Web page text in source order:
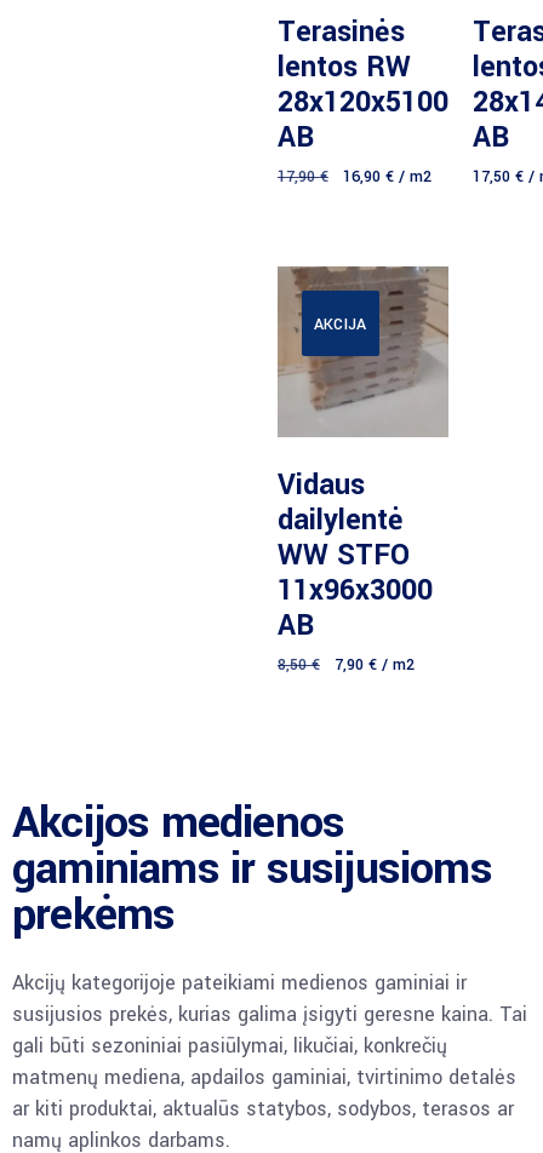
Daugiau
Terasinės
lentos RW
28x120x5100
AB
17,90€ 16,90 €/ m2
AB
17,50 €/
AKCIJA
Vidaus
dailylentė
WW STFO
11x96x3000
AB
8,50€ 7,90 €/ m2
Akcijos medienos
gaminiams ir susijusioms
prekėms
Akcijų kategorijoje pateikiami medienos gaminiai ir
susijusios prekės, kurias galima įsigyti geresne kaina. Tai
gali būti sezoniniai pasiūlymai, likučiai, konkrečių
matmenų mediena, apdailos gaminiai, tvirtinimo detalės
ar kiti produktai, aktualūs statybos, sodybos, terasos ar
namų aplinkos darbams.